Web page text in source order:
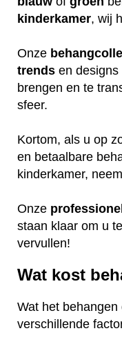
kinderkamer, wij
Onze
trends en
brengen en te
sfeer.
Kortom, als u op
en betaalbare
kinderkamer,
Onze
staan klaar om u
vervullen!
Wat kost
Wat het
verschillende